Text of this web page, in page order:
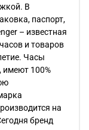
В
паспорт,
– известная
и товаров
Часы
имеют 100%
на
бренд